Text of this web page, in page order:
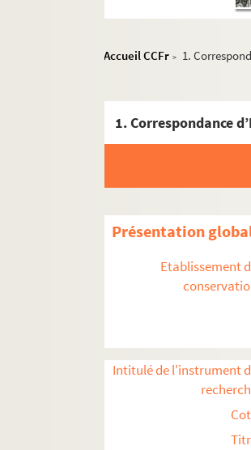
Accueil CCFr > 1.
Présentation
Etablissement
Intitulé de l'instrument